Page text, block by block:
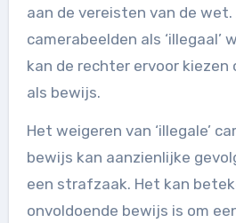
aan de vereisten van de wet.
camerabeelden als ‘illegaal’
kan de rechter ervoor
als bewijs.
Het weigeren van ‘illegale’
bewijs kan aanzienlijke
een strafzaak. Het kan
onvoldoende bewijs is om